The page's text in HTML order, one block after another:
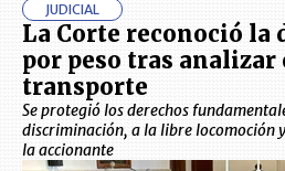
JUDICIAL
La Corte reconoció
por peso tras analizar
transporte
Se protegió los derechos
discriminación, a la libre locomoción
la accionante